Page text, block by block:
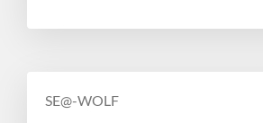
СООБЩЕНИЕ
SE@-WOLF